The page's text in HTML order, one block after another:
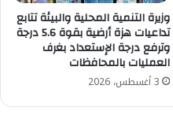
وزيرة التنمية المحلية والبيئة تتابع
تداعيات هزة أرضية بقوة 5.6 درجة
وترفع درجة الإستعداد بغرف
العمليات بالمحافظات
3 أغسطس، 2026